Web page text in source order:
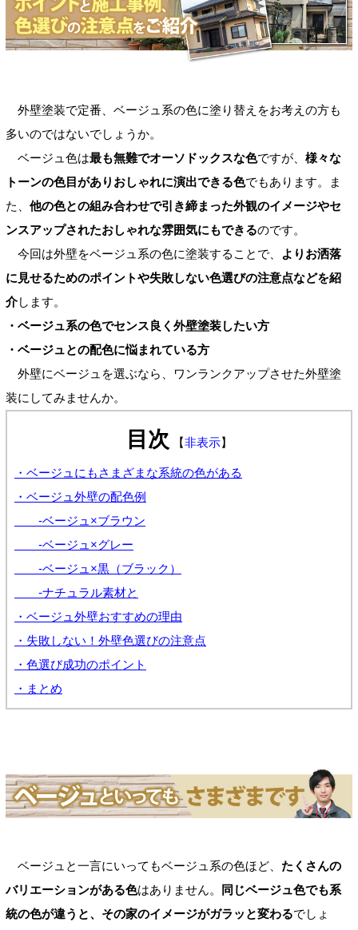
外壁塗装で定番、ベージュ系の色に塗り替えをお考えの方も
多いのではないでしょうか。
ベージュ色は最も無難でオーソドックスな色ですが、 様々な
トーンの色目がありおしゃれに演出できる色でもあります。ま
た、 他の色との組み合わせで引き締まった外観のイメージやセ
ンスアップされたおしゃれな雰囲気にもできるのです。
今回は外壁をベージュ系の色に塗装することで、
よりお洒落
に見せるためのポイントや失敗しない色選びの注意点などを紹
介します。
・ベージュ系の色でセンス良く外壁塗装したい方
・ベージュとの配色に悩まれている方
外壁にベージュを選ぶなら、ワンランクアップさせた外壁塗
装にしてみませんか。
目次 【非表示】
・ベージュにもさまざまな系統の色がある
・ベージュ外壁の配色例
-ベージュ×ブラウン
-ベージュ×グレー
-ベージュ×黒（ブラック）
-ナチュラル素材と
・ベージュ外壁おすすめの理由
・失敗しない！外壁色選びの注意点
・色選び成功のポイント
・まとめ
ベージュと一言にいってもベージュ系の色ほど、 たくさんの
バリエーションがある色はありません。
同じベージュ色でも系
統の色が違うと、その家のイメージがガラッと変わるでしょ